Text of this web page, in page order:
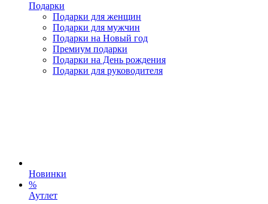
Подарки
Подарки для женщин
Подарки для мужчин
Подарки на Новый год
Премиум подарки
Подарки на День рождения
Подарки для руководителя
Новинки
%
Аутлет